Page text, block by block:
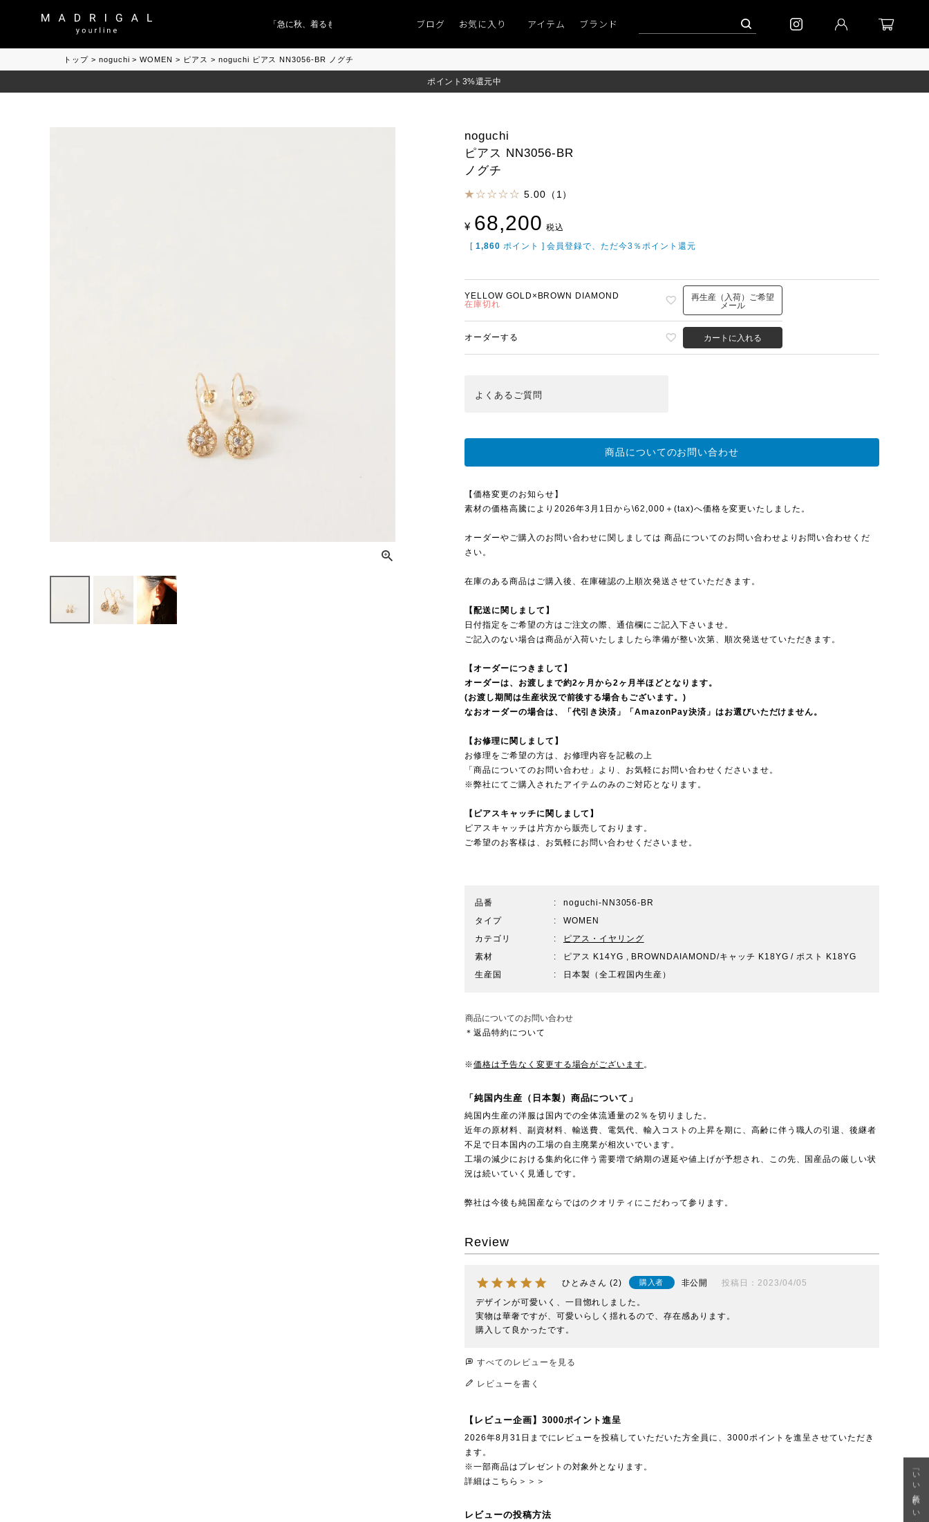
「急に秋、着るものがない」 「キレイなニット」 ポイント9％「マンスリーポイントキャンペーン」 到着｜2026AW「マガジン」 進捗情報│「エッグジャケット新色」
ブログ お気に入り アイテム ブランド
トップ noguchi WOMEN ピアス noguchi ピアス NN3056-BR ノグチ
ポイント3%還元中
noguchi
ピアス NN3056-BR
ノグチ
5.00（1）
¥ 68,200 税込
[ 1,860 ポイント ] 会員登録で、ただ今3％ポイント還元
YELLOW GOLD×BROWN DIAMOND
在庫切れ
再生産（入荷）ご希望
メール
オーダーする カートに入れる
よくある ご質問
商品についてのお問い合わせ
【価格変更のお知らせ】
素材の価格高騰により2026年3月1日から\62,000＋(tax)へ価格を変更いたしました。
オーダーやご購入のお問い合わせに関しましては 商品についてのお問い合わせよりお問い合わせくだ
さい。
在庫のある商品はご購入後、在庫確認の上順次発送させていただきます。
【配送に関しまして】
日付指定をご希望の方はご注文の際、通信欄にご記入下さいませ。
ご記入のない場合は商品が入荷いたしましたら準備が整い次第、順次発送せていただきます。
【オーダーにつきまして】
オーダーは、お渡しまで約2ヶ月から2ヶ月半ほどとなります。
(お渡し期間は生産状況で前後する場合もございます。)
なおオーダーの場合は、「代引き決済」「AmazonPay決済」はお選びいただけません。
【お修理に関しまして】
お修理をご希望の方は、お修理内容を記載の上
「商品についてのお問い合わせ」より、お気軽にお問い合わせくださいませ。
※弊社にてご購入されたアイテムのみのご対応となります。
【ピアスキャッチに関しまして】
ピアスキャッチは片方から販売しております。
ご希望のお客様は、お気軽にお問い合わせくださいませ。
品番
noguchi-NN3056-BR
タイプ
WOMEN
カテゴリ
ピアス・イヤリング
素材
ピアス K14YG , BROWNDAIAMOND/キャッチ K18YG / ポスト K18YG
生産国
日本製（全工程国内生産）
商品についてのお問い合わせ
＊返品特約について
※価格は予告なく変更する場合がございます 。
「純国内生産（日本製）商品について」
純国内生産の洋服は国内での全体流通量の2％を切りました。
近年の原材料、副資材料、輸送費、電気代、輸入コストの上昇を期に、高齢に伴う職人の引退、後継者
不足で日本国内の工場の自主廃業が相次いでいます。
工場の減少における集約化に伴う需要増で納期の遅延や値上げが予想され、この先、国産品の厳しい状
況は続いていく見通しです。
弊社は今後も純国産ならではのクオリティにこだわって参ります。
Review
ひとみ 2 購入者 非公開 投稿日
2023/04/05
デザインが可愛いく、一目惚れしました。
実物は華奢ですが、可愛いらしく揺れるので、存在感あります。
購入して良かったです。
すべてのレビューを見る
レビューを書く
【レビュー企画】3000ポイント進呈
2026年8月31日までにレビューを投稿していただいた方全員に、3000ポイントを進呈させていただき
ます。
※一部商品はプレゼントの対象外となります。
詳細はこちら＞＞＞
レビューの投稿方法 「いい年齢 いい洋服」